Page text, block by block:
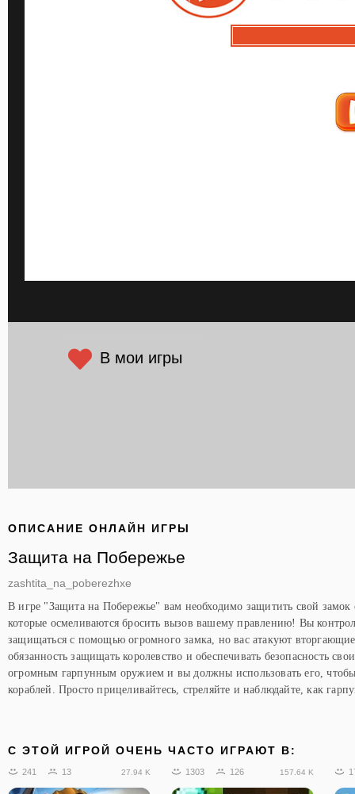
В мои игры
ОПИСАНИЕ ОНЛАЙН ИГРЫ
Защита на Побережье
zashtita_na_poberezhxe
В игре "Защита на Побережье" вам необходимо защитить свой замок
которые осмеливаются бросить вызов вашему правлению! Вы
защищаться с помощью огромного замка, но вас атакуют
обязанность защищать королевство и обеспечивать безопасность
огромным гарпунным оружием и вы должны использовать его,
кораблей. Просто прицеливайтесь, стреляйте и наблюдайте, как
C ЭТОЙ ИГРОЙ ОЧЕНЬ ЧАСТО ИГРАЮТ В:
241 13 27.94 K 1303 126 157.64 K